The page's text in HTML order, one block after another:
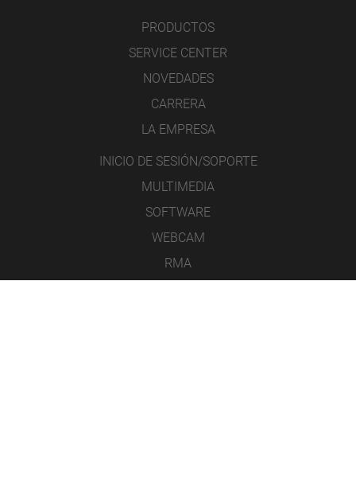
PRODUCTOS
SERVICE CENTER
NOVEDADES
CARRERA
LA EMPRESA
INICIO DE SESIÓN/SOPORTE
MULTIMEDIA
SOFTWARE
WEBCAM
RMA